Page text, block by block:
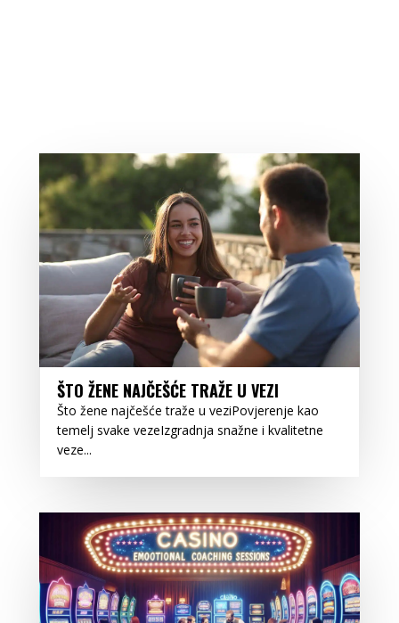
ŠTO ŽENE NAJČEŠĆE TRAŽE U VEZI
Što žene najčešće traže u veziPovjerenje kao
temelj svake vezeIzgradnja snažne i kvalitetne
veze...